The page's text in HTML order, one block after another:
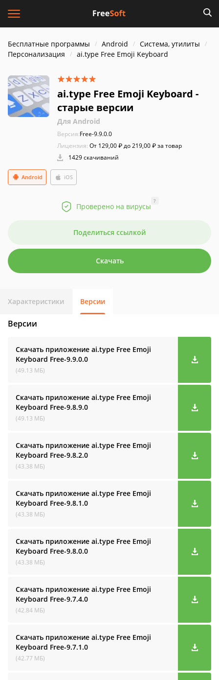
Бесплатные программы Android
Система, утилиты
Персонализация
ai.type Free Emoji Keyboard
ai.type Free Emoji Keyboard -
старые версии
Для Android
Версия:Free-9.9.0.0
Лицензия: От 129,00 ₽ до 219,00 ₽ за товар
1429 скачиваний
Android iOS
Проверено на вирусы
?
Поделиться ссылкой
Скачать
Характеристики Версии
Версии
Скачать приложение ai.type Free Emoji
Keyboard Free-9.9.0.0
(49.13 МБ)
Скачать приложение ai.type Free Emoji
Keyboard Free-9.8.9.0
(49.13 МБ)
Скачать приложение ai.type Free Emoji
Keyboard Free-9.8.2.0
(43.38 МБ)
Скачать приложение ai.type Free Emoji
Keyboard Free-9.8.1.0
(43.38 МБ)
Скачать приложение ai.type Free Emoji
Keyboard Free-9.8.0.0
(43.38 МБ)
Скачать приложение ai.type Free Emoji
Keyboard Free-9.7.4.0
(42.84 МБ)
Скачать приложение ai.type Free Emoji
Keyboard Free-9.7.1.0
(42.77 МБ)